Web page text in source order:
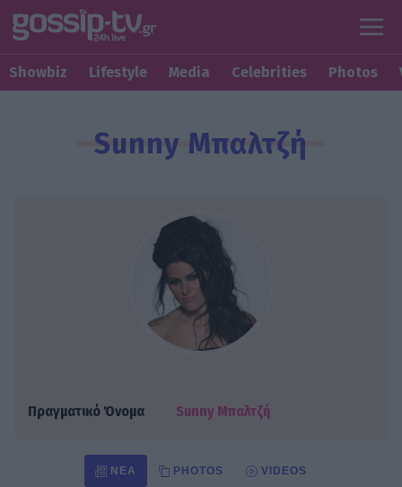
Showbiz Lifestyle Media Celebrities Photos
Sunny Μπαλτζή
Πραγματικό Όνομα Sunny Μπαλτζή
ΝΈΑ PHOTOS VIDEOS